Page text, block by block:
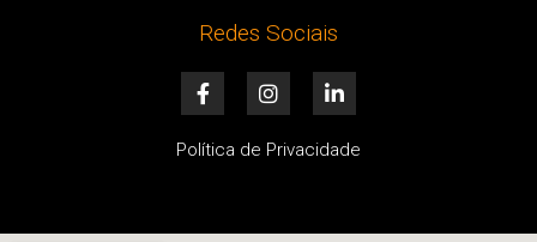
Redes Sociais
F
a
c
e
k
I
n
s
t
a
L
i
n
k
n
Política de Privacidade